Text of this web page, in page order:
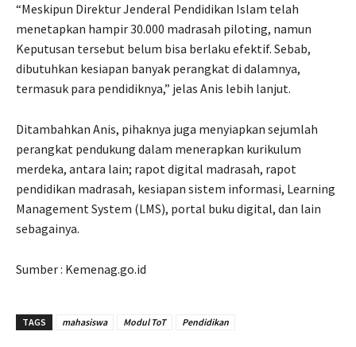
“Meskipun Direktur Jenderal Pendidikan Islam telah
menetapkan hampir 30.000 madrasah piloting, namun
Keputusan tersebut belum bisa berlaku efektif. Sebab,
dibutuhkan kesiapan banyak perangkat di dalamnya,
termasuk para pendidiknya,” jelas Anis lebih lanjut.
Ditambahkan Anis, pihaknya juga menyiapkan sejumlah
perangkat pendukung dalam menerapkan kurikulum
merdeka, antara lain; rapot digital madrasah, rapot
pendidikan madrasah, kesiapan sistem informasi, Learning
Management System (LMS), portal buku digital, dan lain
sebagainya.
Sumber : Kemenag.go.id
TAGS mahasiswa Modul ToT Pendidikan